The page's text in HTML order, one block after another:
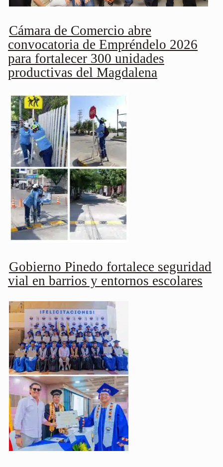
Cámara de Comercio abre
convocatoria de Empréndelo 2026
para fortalecer 300 unidades
productivas del Magdalena
Gobierno Pinedo fortalece seguridad
vial en barrios y entornos escolares